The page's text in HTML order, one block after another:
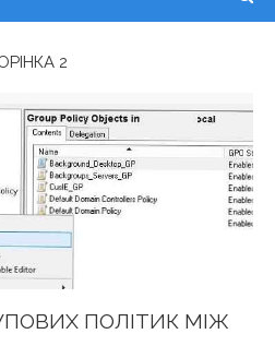
2
ПОЛІТИК МІЖ